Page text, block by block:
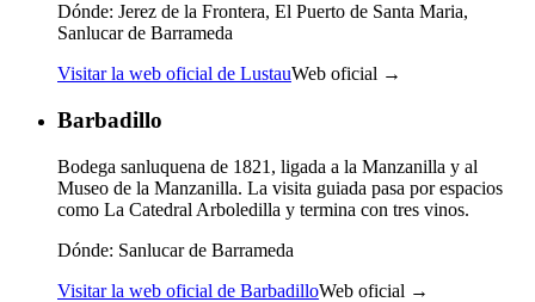
Dónde: Jerez de la Frontera, El Puerto de Santa Maria,
Sanlucar de Barrameda
Visitar la web oficial de LustauWeb oficial →
Barbadillo
Bodega sanluquena de 1821, ligada a la Manzanilla y al
Museo de la Manzanilla. La visita guiada pasa por espacios
como La Catedral Arboledilla y termina con tres vinos.
Dónde: Sanlucar de Barrameda
Visitar la web oficial de BarbadilloWeb oficial →